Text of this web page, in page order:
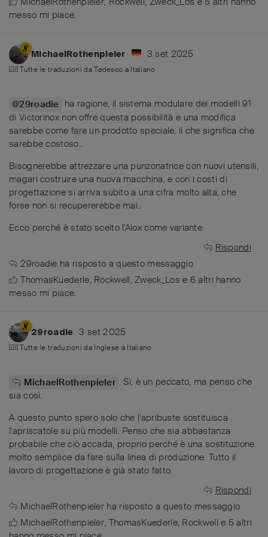
messo mi piace.
MichaelRothenpieler 3 set 2025
Tutte le traduzioni daTedesco a Italiano
@29roadie ha ragione, il sistema modulare dei modelli 91
di Victorinox non offre questa possibilità e una modifica
sarebbe come fare un prodotto speciale, il che significa che
sarebbe costoso..
Bisognerebbe attrezzare una punzonatrice con nuovi utensili,
magari costruire una nuova macchina, e con i costi di
progettazione si arriva subito a una cifra molto alta, che
forse non si recupererebbe mai..
Ecco perché è stato scelto l'Alox come variante
Rispondi
29roadie ha risposto a questo messaggio
ThomasKuederle, Rockwell,Zweck_Los e 6 altri hanno
messo mi piace.
29roadie 3 set 2025
Tutte le traduzioni da Inglese a Italiano
MichaelRothenpieler Sì, è un peccato, ma penso che
sia così.
A questo punto spero solo che l'apribuste sostituisca
l'apriscatole su più modelli. Penso che sia abbastanza
probabile che ciò accada, proprio perché è una sostituzione
molto semplice da fare sulla linea di produzione. Tutto il
lavoro di progettazione è già stato fatto.
Rispondi
MichaelRothenpieler ha risposto a questo messaggio
MichaelRothenpieler, ThomasKuederle, Rockwell e 5 altri